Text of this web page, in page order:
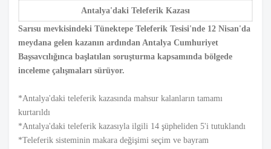
Antalya'daki Teleferik Kazası
Sarısu mevkisindeki Tünektepe Teleferik Tesisi'nde 12 Nisan'da
meydana gelen kazanın ardından Antalya Cumhuriyet
Başsavcılığınca başlatılan soruşturma kapsamında bölgede
inceleme çalışmaları sürüyor.
*Antalya'daki teleferik kazasında mahsur kalanların tamamı
kurtarıldı
*Antalya'daki teleferik kazasıyla ilgili 14 şüpheliden 5'i tutuklandı
*Teleferik sisteminin makara değişimi seçim ve bayram